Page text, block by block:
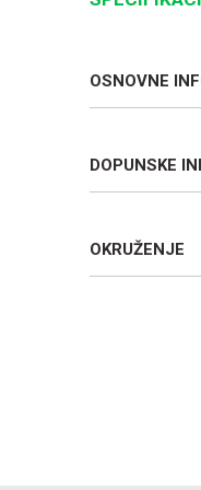
OSNOVNE
DOPUNSKE
OKRUŽENJE